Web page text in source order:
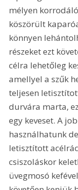
mélyen
köszörült
könnyen
részeket ezt
célra lehetőleg
amellyel a szűk
teljesen
durvára marta,
egy keveset. A
használhatunk
letisztított
csiszoláskor
üvegmosó